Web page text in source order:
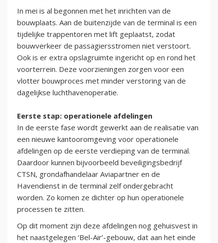
In mei is al begonnen met het inrichten van de
bouwplaats. Aan de buitenzijde van de terminal is een
tijdelijke trappentoren met lift geplaatst, zodat
bouwverkeer de passagiersstromen niet verstoort.
Ook is er extra opslagruimte ingericht op en rond het
voorterrein. Deze voorzieningen zorgen voor een
vlotter bouwproces met minder verstoring van de
dagelijkse luchthavenoperatie.
Eerste stap: operationele afdelingen
In de eerste fase wordt gewerkt aan de realisatie van
een nieuwe kantooromgeving voor operationele
afdelingen op de eerste verdieping van de terminal.
Daardoor kunnen bijvoorbeeld beveiligingsbedrijf
CTSN, grondafhandelaar Aviapartner en de
Havendienst in de terminal zelf ondergebracht
worden. Zo komen ze dichter op hun operationele
processen te zitten.
Op dit moment zijn deze afdelingen nog gehuisvest in
het naastgelegen ‘Bel-Air’-gebouw, dat aan het einde